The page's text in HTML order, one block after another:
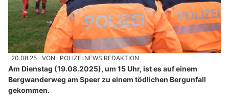
20.08.25 VON POLIZEI.NEWS REDAKTION
Am Dienstag (19.08.2025), um 15 Uhr, ist es auf einem
Bergwanderweg am Speer zu einem tödlichen Bergunfall
gekommen.